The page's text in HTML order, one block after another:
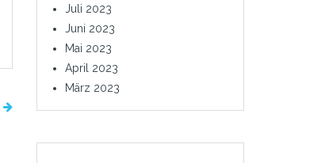
Juli 2023
Juni 2023
Mai 2023
April 2023
März 2023